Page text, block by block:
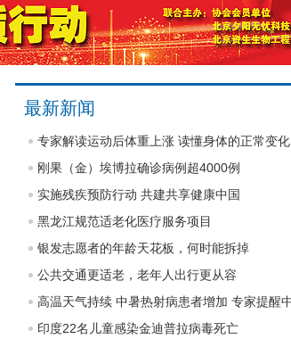
最新新闻
专家解读运动后体重上涨 读懂身体的正常变化
刚果（金）埃博拉确诊病例超4000例
实施残疾预防行动 共建共享健康中国
黑龙江规范适老化医疗服务项目
银发志愿者的年龄天花板，何时能拆掉
公共交通更适老，老年人出行更从容
印度22名儿童感染金迪普拉病毒死亡